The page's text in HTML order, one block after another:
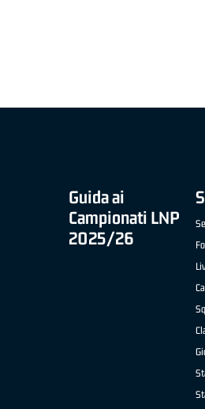
Guida ai
Campionati LNP
2025/26